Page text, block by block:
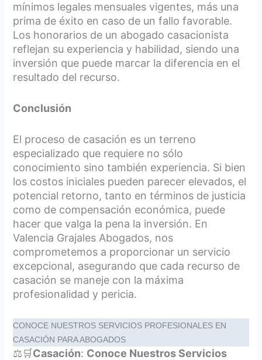
mínimos legales mensuales vigentes, más una
prima de éxito en caso de un fallo favorable.
Los honorarios de un abogado casacionista
reflejan su experiencia y habilidad, siendo una
inversión que puede marcar la diferencia en el
resultado del recurso.
Conclusión
El proceso de casación es un terreno
especializado que requiere no sólo
conocimiento sino también experiencia. Si bien
los costos iniciales pueden parecer elevados, el
potencial retorno, tanto en términos de justicia
como de compensación económica, puede
hacer que valga la pena la inversión. En
Valencia Grajales Abogados, nos
comprometemos a proporcionar un servicio
excepcional, asegurando que cada recurso de
casación se maneje con la máxima
profesionalidad y pericia.
CONOCE NUESTROS SERVICIOS PROFESIONALES EN
CASACIÓN PARA ABOGADOS
⚖🛒Casación: Conoce Nuestros Servicios